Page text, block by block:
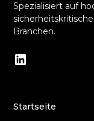
Spezialisiert auf
Branchen.
Startseite